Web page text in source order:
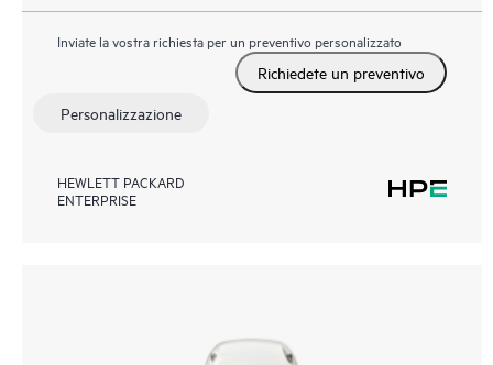
Inviate la vostra richiesta per un preventivo personalizzato
Richiedete un preventivo
Personalizzazione
HEWLETT PACKARD
ENTERPRISE